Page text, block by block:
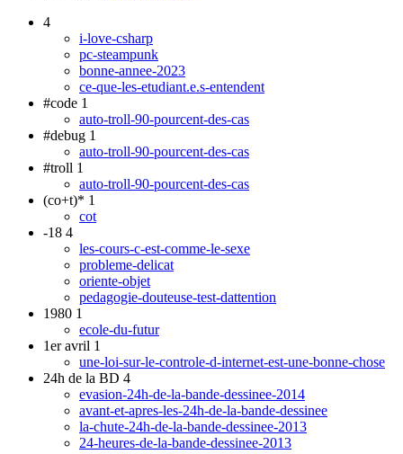
4
i-love-csharp
pc-steampunk
bonne-annee-2023
ce-que-les-etudiant.e.s-entendent
#code 1
auto-troll-90-pourcent-des-cas
#debug 1
auto-troll-90-pourcent-des-cas
#troll 1
auto-troll-90-pourcent-des-cas
(co+t)* 1
cot
-18 4
les-cours-c-est-comme-le-sexe
probleme-delicat
oriente-objet
pedagogie-douteuse-test-dattention
1980 1
ecole-du-futur
1er avril 1
une-loi-sur-le-controle-d-internet-est-une-bonne-chose
24h de la BD 4
evasion-24h-de-la-bande-dessinee-2014
avant-et-apres-les-24h-de-la-bande-dessinee
la-chute-24h-de-la-bande-dessinee-2013
24-heures-de-la-bande-dessinee-2013